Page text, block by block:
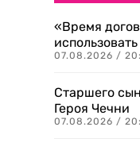
«Время
07.08.2026 /
Старшего
Героя Чечни
07.08.2026 /